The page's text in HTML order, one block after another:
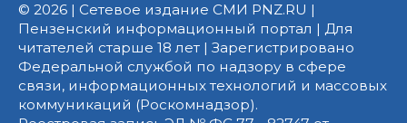
© 2026 | Сетевое издание СМИ PNZ.RU |
Пензенский информационный портал | Для
читателей старше 18 лет | Зарегистрировано
Федеральной службой по надзору в сфере
связи, информационных технологий и массовых
коммуникаций (Роскомнадзор).